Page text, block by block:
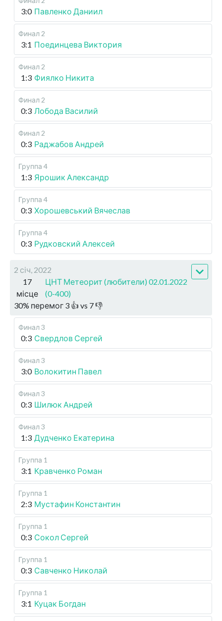
3:0 Павленко Даниил
Финал 2
3:1 Поединцева Виктория
Финал 2
1:3 Фиялко Никита
Финал 2
0:3 Лобода Василий
Финал 2
0:3 Раджабов Андрей
Группа 4
1:3 Ярошик Александр
Группа 4
0:3 Хорошевський Вячеслав
Группа 4
0:3 Рудковский Алексей
2 січ, 2022
17
місце
ЦНТ Метеорит (любители) 02.01.2022
(0-400)
30% перемог 3 👍 vs 7👎
Финал 3
0:3 Свердлов Сергей
Финал 3
3:0 Волокитин Павел
Финал 3
0:3 Шилюк Андрей
Финал 3
1:3 Дудченко Екатерина
Группа 1
3:1 Кравченко Роман
Группа 1
2:3 Мустафин Константин
Группа 1
0:3 Сокол Сергей
Группа 1
0:3 Савченко Николай
Группа 1
3:1 Куцак Богдан